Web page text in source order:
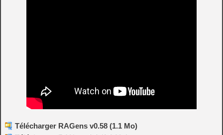
Télécharger RAGens v0.58 (1.1 Mo)